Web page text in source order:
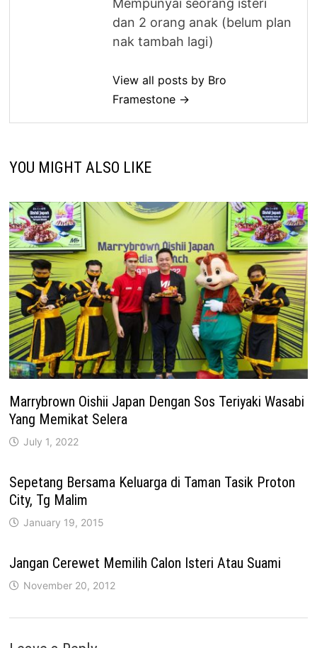
dan 2 orang anak (belum plan
nak tambah lagi)
View all posts by Bro
Framestone →
YOU MIGHT ALSO LIKE
Marrybrown Oishii Japan Dengan Sos Teriyaki Wasabi
Yang Memikat Selera
July 1, 2022
Sepetang Bersama Keluarga di Taman Tasik Proton
City, Tg Malim
January 19, 2015
Jangan Cerewet Memilih Calon Isteri Atau Suami
November 20, 2012